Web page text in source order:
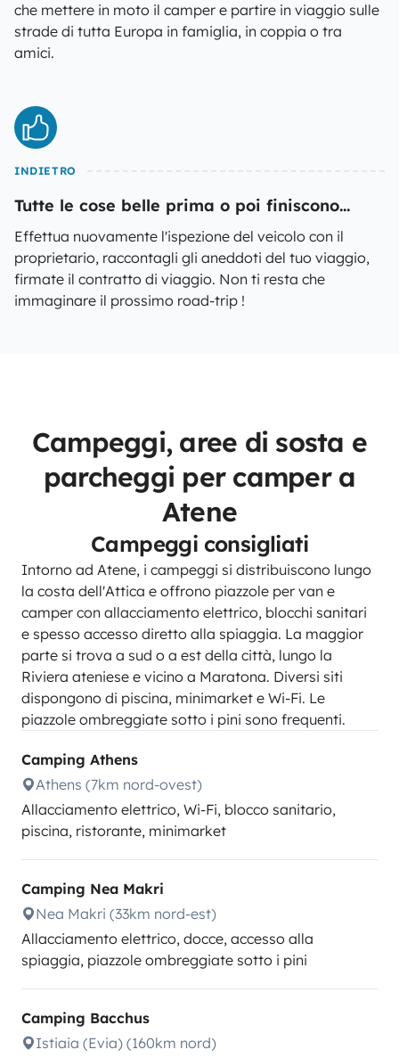
che mettere in moto il camper e partire in viaggio sulle
strade di tutta Europa in famiglia, in coppia o tra
amici.
INDIETRO
Tutte le cose belle prima o poi finiscono...
Effettua nuovamente l'ispezione del veicolo con il
proprietario, raccontagli gli aneddoti del tuo viaggio,
firmate il contratto di viaggio. Non ti resta che
immaginare il prossimo road-trip !
Campeggi, aree di sosta e
parcheggi per camper a
Atene
Campeggi consigliati
Intorno ad Atene, i campeggi si distribuiscono lungo
la costa dell'Attica e offrono piazzole per van e
camper con allacciamento elettrico, blocchi sanitari
e spesso accesso diretto alla spiaggia. La maggior
parte si trova a sud o a est della città, lungo la
Riviera ateniese e vicino a Maratona. Diversi siti
dispongono di piscina, minimarket e Wi-Fi. Le
piazzole ombreggiate sotto i pini sono frequenti.
Camping Athens
Athens (7km nord-ovest)
Allacciamento elettrico, Wi-Fi, blocco sanitario,
piscina, ristorante, minimarket
Camping Nea Makri
Nea Makri (33km nord-est)
Allacciamento elettrico, docce, accesso alla
spiaggia, piazzole ombreggiate sotto i pini
Camping Bacchus
Istiaia (Evia) (160km nord)